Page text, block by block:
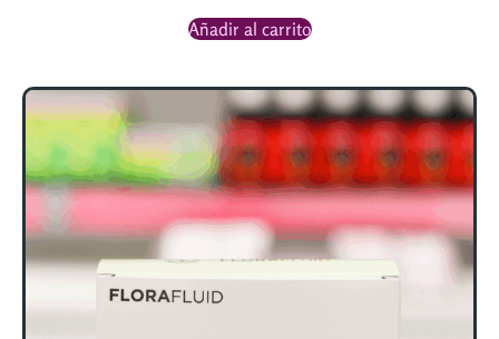
Añadir al carrito